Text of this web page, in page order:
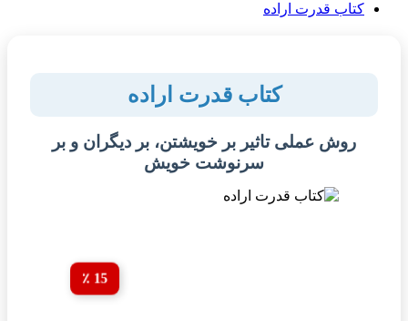
کتاب قدرت اراده
کتاب قدرت اراده
روش عملی تاثیر بر خویشتن، بر دیگران و بر
سرنوشت خویش
15 ٪